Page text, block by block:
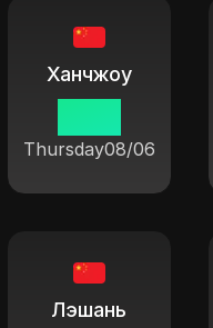
Ханчжоу
Thursday08/06
Лэшань